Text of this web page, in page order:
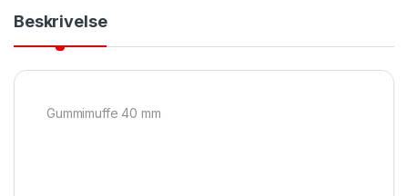
Beskrivelse
Gummimuffe 40 mm